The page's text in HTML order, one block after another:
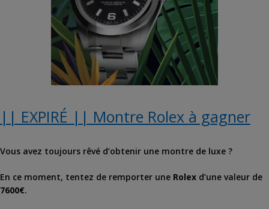
|| EXPIRÉ || Montre Rolex à gagner
Vous avez toujours rêvé d’obtenir une montre de luxe ?
En ce moment, tentez de remporter une Rolex d’une valeur de
7600€.